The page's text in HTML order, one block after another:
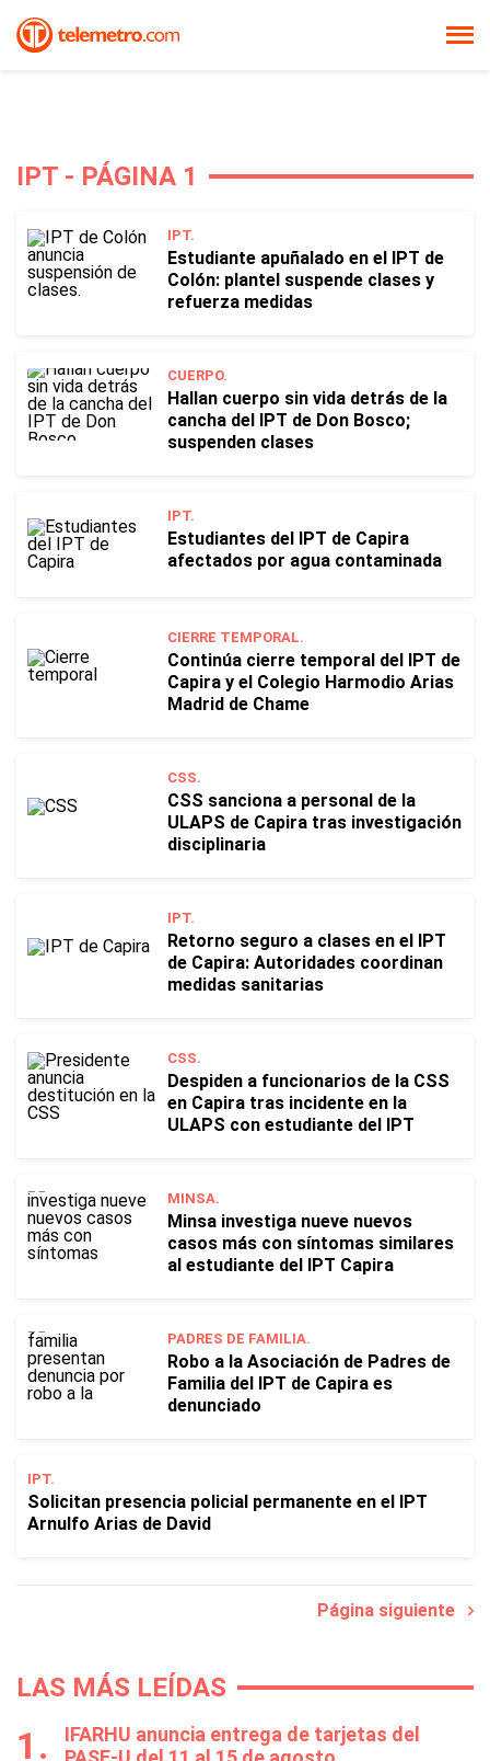
IPT - PÁGINA 1
IPT.
Estudiante apuñalado en el IPT de
Colón: plantel suspende clases y
refuerza medidas
CUERPO.
Hallan cuerpo sin vida detrás de la
cancha del IPT de Don Bosco;
suspenden clases
IPT.
Estudiantes del IPT de Capira
afectados por agua contaminada
CIERRE TEMPORAL.
Continúa cierre temporal del IPT de
Capira y el Colegio Harmodio Arias
Madrid de Chame
CSS.
CSS sanciona a personal de la
ULAPS de Capira tras investigación
disciplinaria
IPT.
Retorno seguro a clases en el IPT
de Capira: Autoridades coordinan
medidas sanitarias
CSS.
Despiden a funcionarios de la CSS
en Capira tras incidente en la
ULAPS con estudiante del IPT
MINSA.
Minsa investiga nueve nuevos
casos más con síntomas similares
al estudiante del IPT Capira
PADRES DE FAMILIA.
Robo a la Asociación de Padres de
Familia del IPT de Capira es
denunciado
IPT.
Solicitan presencia policial permanente en el IPT
Arnulfo Arias de David
Página siguiente
LAS MÁS LEÍDAS
IFARHU anuncia entrega de tarjetas del